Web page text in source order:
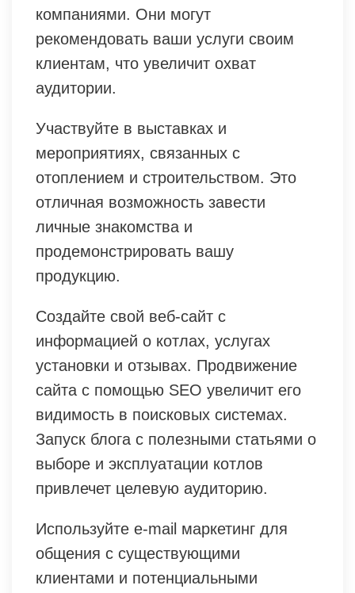
компаниями. Они могут
рекомендовать ваши услуги своим
клиентам, что увеличит охват
аудитории.
Участвуйте в выставках и
мероприятиях, связанных с
отоплением и строительством. Это
отличная возможность завести
личные знакомства и
продемонстрировать вашу
продукцию.
Создайте свой веб-сайт с
информацией о котлах, услугах
установки и отзывах. Продвижение
сайта с помощью SEO увеличит его
видимость в поисковых системах.
Запуск блога с полезными статьями о
выборе и эксплуатации котлов
привлечет целевую аудиторию.
Используйте e-mail маркетинг для
общения с существующими
клиентами и потенциальными